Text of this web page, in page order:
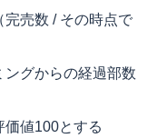
売数 / その時点で
ングからの経過部数
値100とする